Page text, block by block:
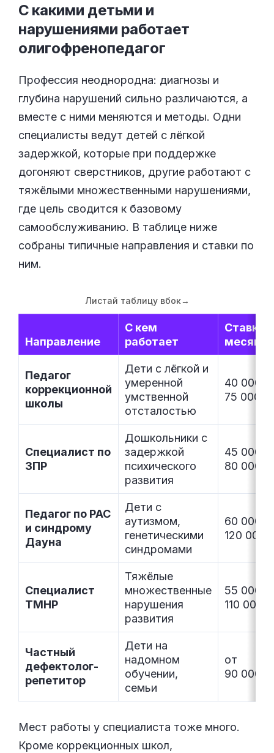
С какими детьми и
нарушениями работает
олигофренопедагог
Профессия неоднородна: диагнозы и
глубина нарушений сильно различаются, а
вместе с ними меняются и методы. Одни
специалисты ведут детей с лёгкой
задержкой, которые при поддержке
догоняют сверстников, другие работают с
тяжёлыми множественными нарушениями,
где цель сводится к базовому
самообслуживанию. В таблице ниже
собраны типичные направления и ставки по
ним.
Листай таблицу вбок→
Направление
С кем
работает
Ставка в
месяц
Педагог
коррекционной
школы
Дети с лёгкой и
умеренной
умственной
отсталостью
40 000–
75 000 ₽
Специалист по
ЗПР
Дошкольники с
задержкой
психического
развития
45 000–
80 000 ₽
Педагог по РАС
и синдрому
Дауна
Дети с
аутизмом,
генетическими
синдромами
60 000–
120 000
Специалист
ТМНР
Тяжёлые
множественные
нарушения
развития
55 000–
110 000 ₽
Частный
дефектолог-
репетитор
Дети на
надомном
обучении,
семьи
от
90 000 ₽
Мест работы у специалиста тоже много.
Кроме коррекционных школ,